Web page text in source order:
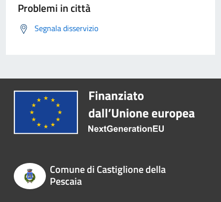
Problemi in città
Segnala disservizio
Comune di Castiglione della
Pescaia